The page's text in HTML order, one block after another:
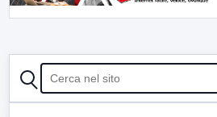
CERCA